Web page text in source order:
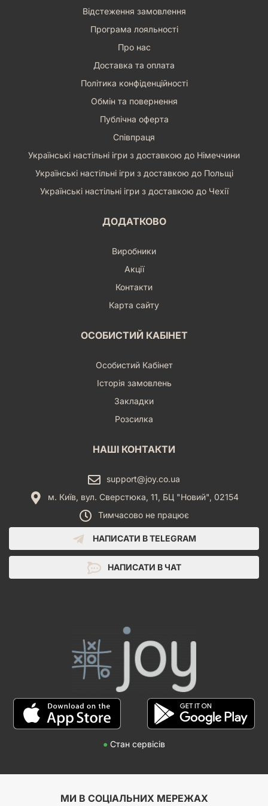
для розвитку її творчих та інтелектуальних здібностей.
Подаруйте їй можливість зануритися у світ пригод разом з
Міні Маус, відчути радість від складання яскравої картини
та насолодитися моментами справжнього дитячого щастя.
Це інвестиція у розвиток та посмішку вашої дитини, яка
обов'язково окупиться!
Відстеження замовлення
Програма лояльності
Про нас
Доставка та оплата
Політика конфіденційності
Обмін та повернення
Публічна оферта
Співпраця
Українські настільні ігри з доставкою до Німеччини
Українські настільні ігри з доставкою до Польщі
Українські настільні ігри з доставкою до Чехії
ДОДАТКОВО
Виробники
Акції
Контакти
Карта сайту
ОСОБИСТИЙ КАБІНЕТ
Особистий Кабінет
Історія замовлень
Закладки
Розсилка
НАШІ КОНТАКТИ
support@joy.co.ua
м. Київ, вул. Сверстюка, 11, БЦ "Новий", 02154
Тимчасово не працює
НАПИСАТИ В TELEGRAM
НАПИСАТИ В ЧАТ
● Стан сервісів
МИ В СОЦІАЛЬНИХ МЕРЕЖАХ